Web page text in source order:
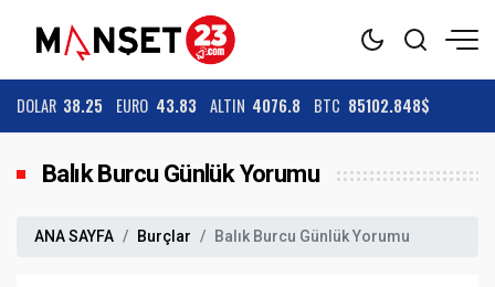
DOLAR 38.25 EURO 43.83 ALTIN 4076.8 BTC 85102.848$
Balık Burcu Günlük Yorumu
ANA SAYFA Burçlar Balık Burcu Günlük Yorumu